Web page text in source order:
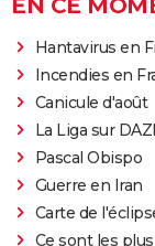
EN CE
Hantavirus en
Incendies en
Canicule d'août
La Liga sur
Pascal Obispo
Guerre en Iran
Carte de
Ce sont les